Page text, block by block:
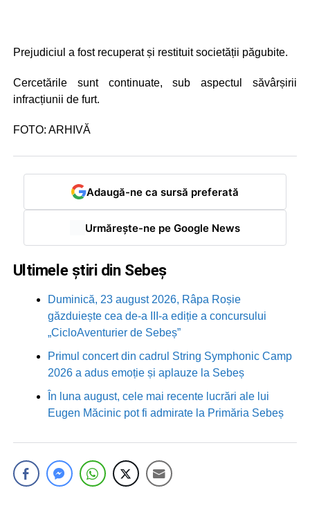
Prejudiciul a fost recuperat și restituit societății păgubite.
Cercetările sunt continuate, sub aspectul săvârșirii
infracțiunii de furt.
FOTO: ARHIVĂ
Adaugă-ne ca sursă preferată
Urmărește-ne pe Google News
Ultimele știri din Sebeș
Duminică, 23 august 2026, Râpa Roșie
găzduiește cea de-a III-a ediție a concursului
„CicloAventurier de Sebeș”
Primul concert din cadrul String Symphonic Camp
2026 a adus emoție și aplauze la Sebeș
În luna august, cele mai recente lucrări ale lui
Eugen Măcinic pot fi admirate la Primăria Sebeș